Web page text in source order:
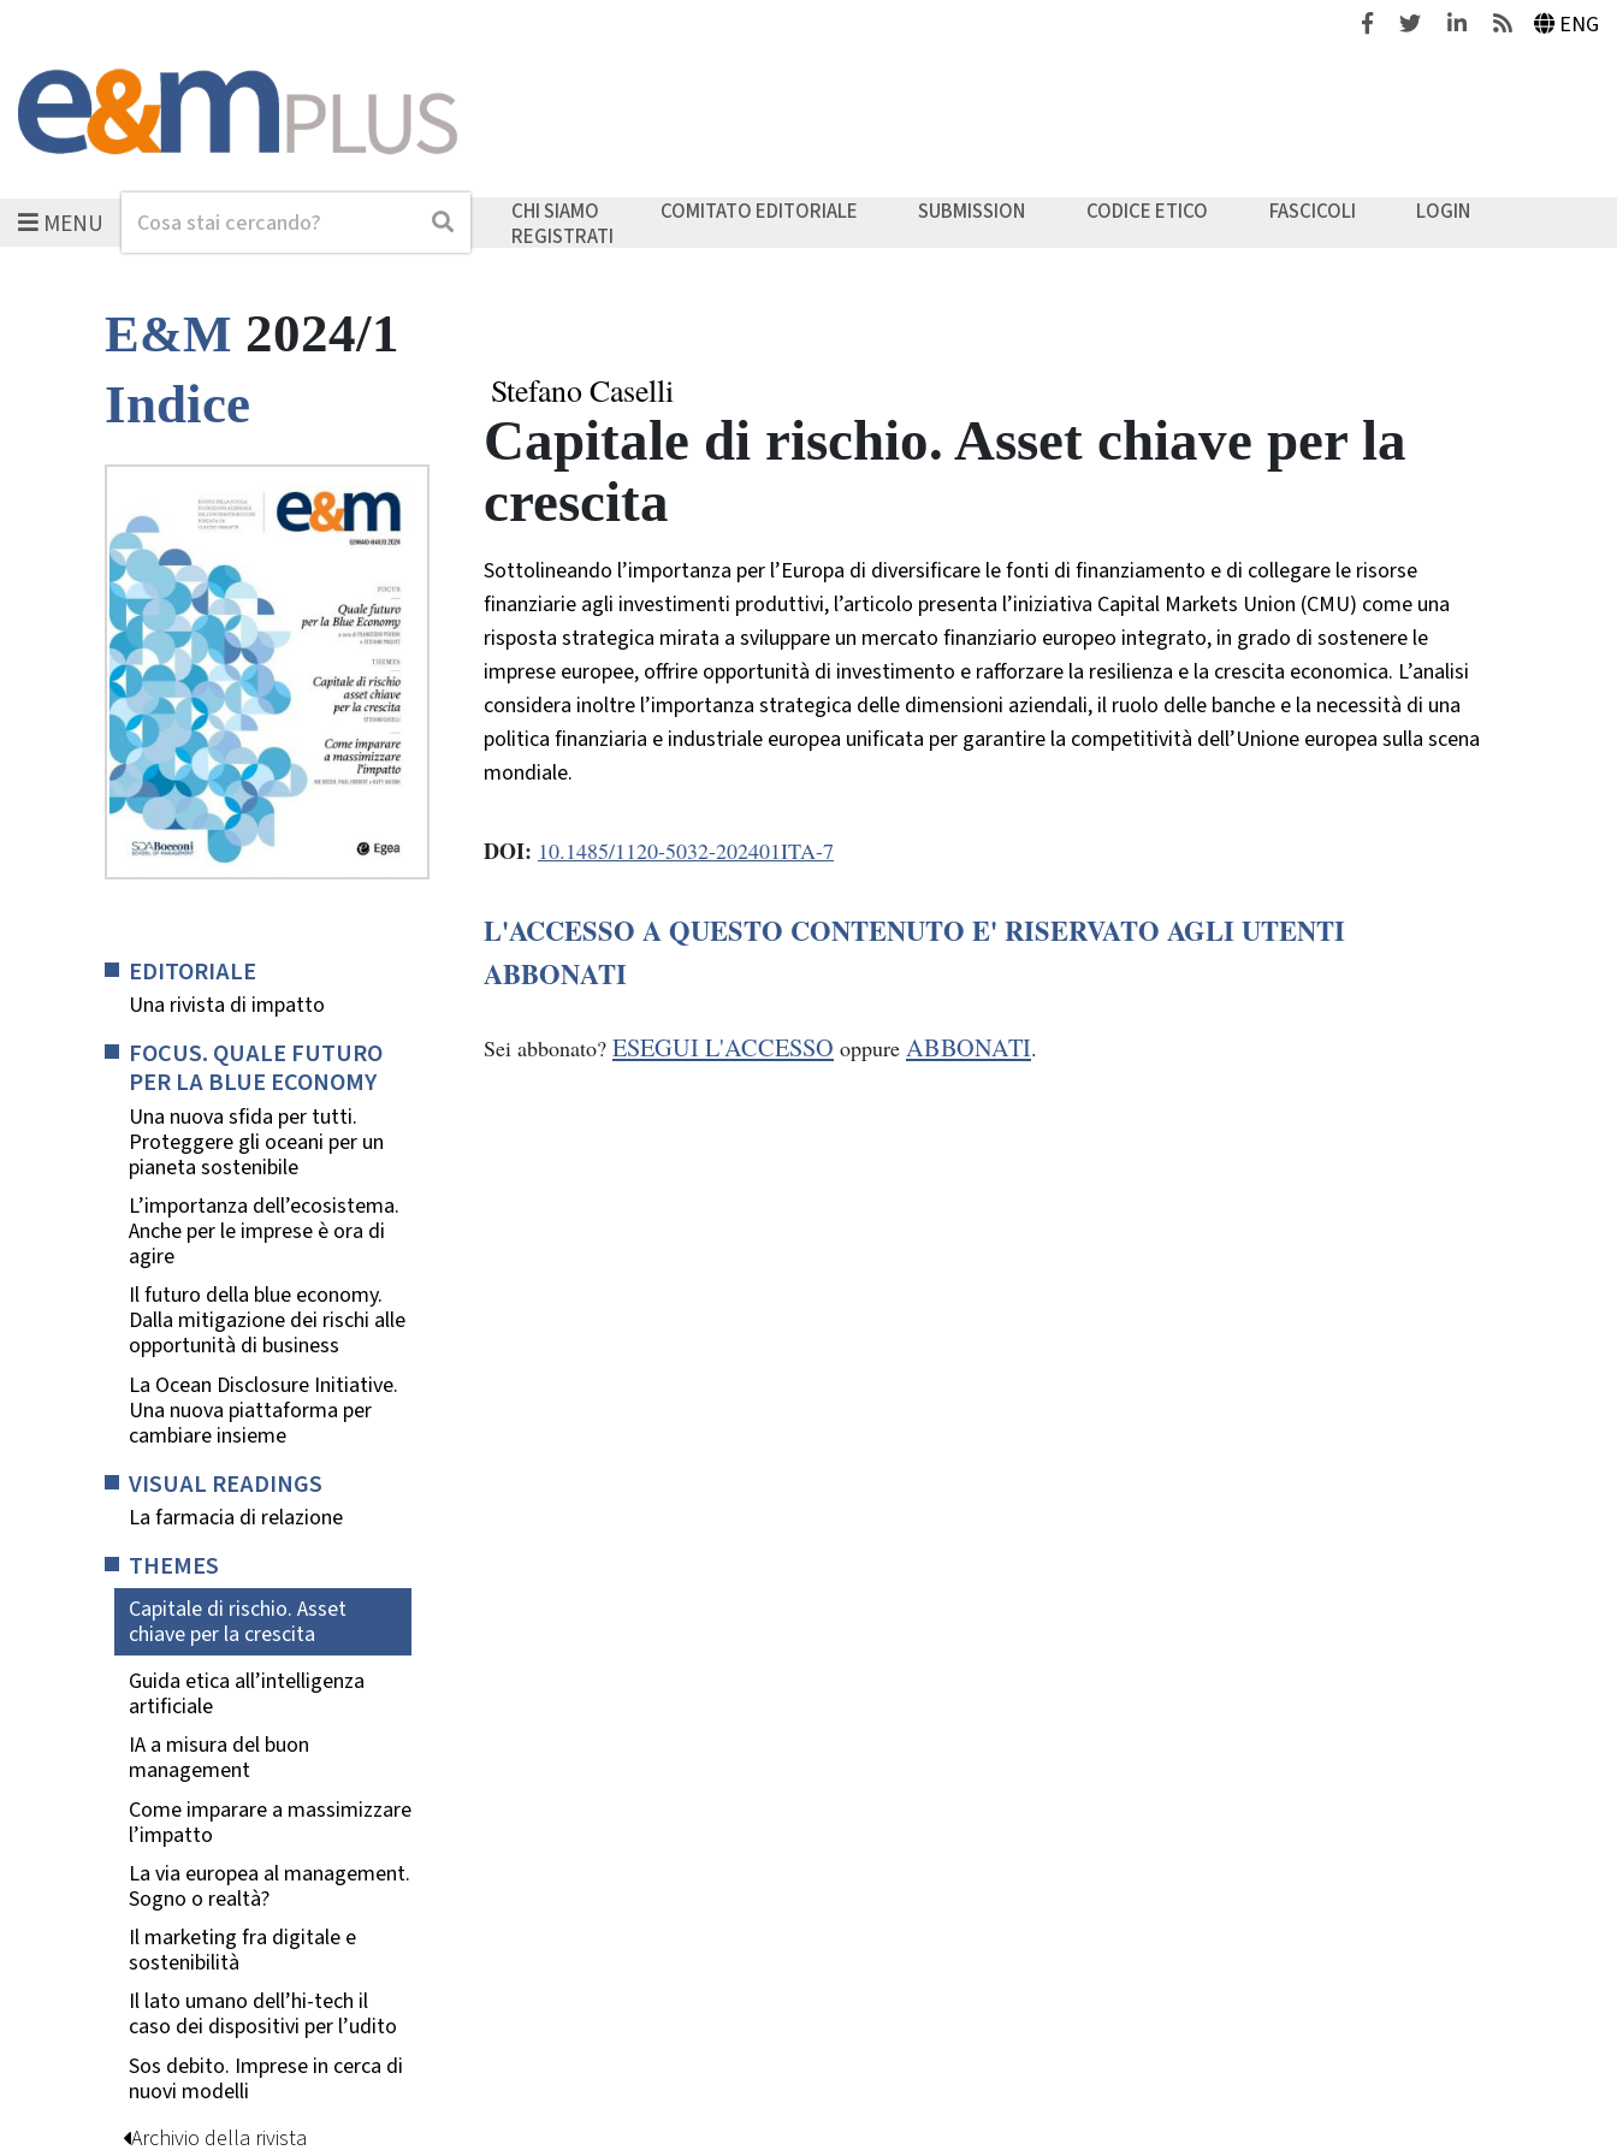
FacebookTwitterLinkedinFeeds ENG
MENUCerca Cerca CHI SIAMO COMITATO EDITORIALE SUBMISSION CODICE ETICO FASCICOLI
LOGIN
REGISTRATI
E&M 2024/1
Indice
EDITORIALE
Una rivista di impatto
FOCUS. QUALE FUTURO
PER LA BLUE ECONOMY
Una nuova sfida per tutti.
Proteggere gli oceani per un
pianeta sostenibile
L’importanza dell’ecosistema.
Anche per le imprese è ora di
agire
Il futuro della blue economy.
Dalla mitigazione dei rischi alle
opportunità di business
La Ocean Disclosure Initiative.
Una nuova piattaforma per
cambiare insieme
VISUAL READINGS
La farmacia di relazione
THEMES
Capitale di rischio. Asset
chiave per la crescita
Guida etica all’intelligenza
artificiale
IA a misura del buon
management
Come imparare a massimizzare
l’impatto
La via europea al management.
Sogno o realtà?
Il marketing fra digitale e
sostenibilità
Il lato umano dell’hi-tech il
caso dei dispositivi per l’udito
Sos debito. Imprese in cerca di
nuovi modelli
Archivio della rivista
Stefano Caselli
Capitale di rischio. Asset chiave per la
crescita
Sottolineando l’importanza per l’Europa di diversificare le fonti di finanziamento e di collegare le risorse
finanziarie agli investimenti produttivi, l’articolo presenta l’iniziativa Capital Markets Union (CMU) come una
risposta strategica mirata a sviluppare un mercato finanziario europeo integrato, in grado di sostenere le
imprese europee, offrire opportunità di investimento e rafforzare la resilienza e la crescita economica. L’analisi
considera inoltre l’importanza strategica delle dimensioni aziendali, il ruolo delle banche e la necessità di una
politica finanziaria e industriale europea unificata per garantire la competitività dell’Unione europea sulla scena
mondiale.
DOI: 10.1485/1120-5032-202401ITA-7
L'ACCESSO A QUESTO CONTENUTO E' RISERVATO AGLI UTENTI
ABBONATI
Sei abbonato? ESEGUI L'ACCESSO oppure ABBONATI.